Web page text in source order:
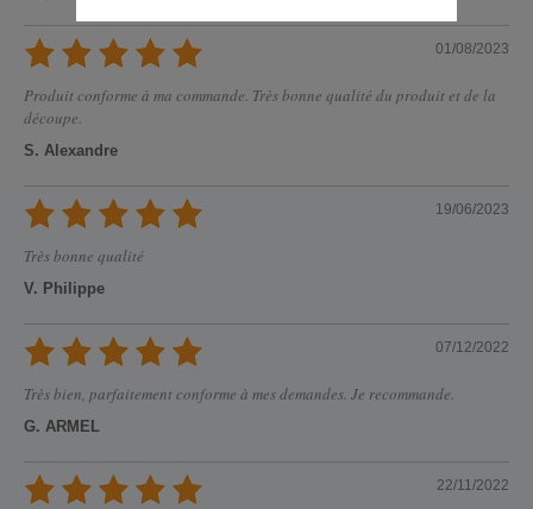
01/08/2023
Produit conforme à ma commande. Très bonne qualité du produit et de la
découpe.
S. Alexandre
19/06/2023
Très bonne qualité
V. Philippe
07/12/2022
Très bien, parfaitement conforme à mes demandes. Je recommande.
G. ARMEL
22/11/2022